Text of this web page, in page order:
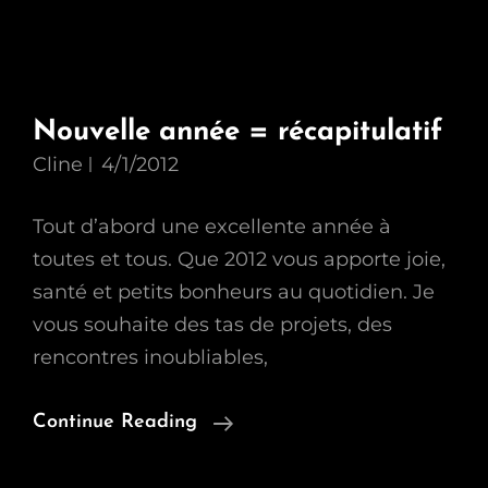
Nouvelle année = récapitulatif
Cline 4/1/2012
Tout d’abord une excellente année à
toutes et tous. Que 2012 vous apporte joie,
santé et petits bonheurs au quotidien. Je
vous souhaite des tas de projets, des
rencontres inoubliables,
Continue Reading
Nouvelle